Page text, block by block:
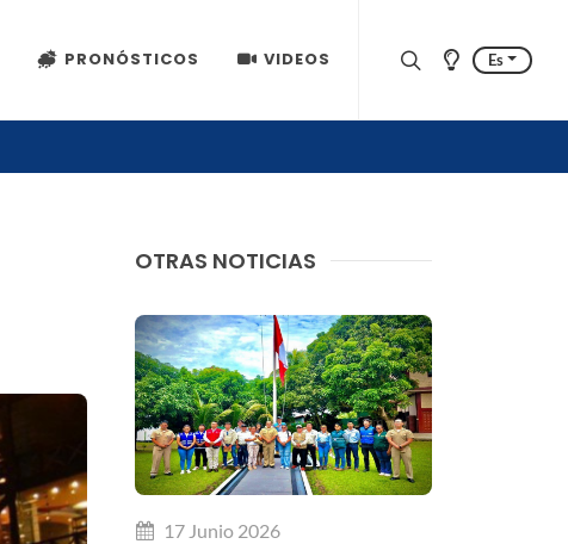
Es
PRONÓSTICOS VIDEOS
OTRAS NOTICIAS
17 Junio 2026